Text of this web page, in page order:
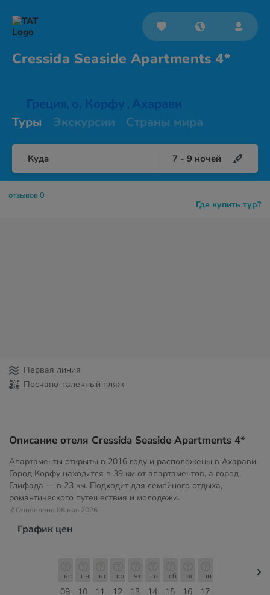
Cressida Seaside Apartments 4*
Греция, о. Корфу , Ахарави
Туры
Экскурсии Страны мира
Куда 7 - 9 ночей
Где купить тур?
отзывов 0
Первая линия
Песчано-галечный пляж
Описание отеля Cressida Seaside Apartments 4*
Апартаменты открыты в 2016 году и расположены в Ахарави.
Город Корфу находится в 39 км от апартаментов, а город
Глифада — в 23 км. Подходит для семейного отдыха,
романтического путешествия и молодежи.
// Обновлено 08 мая 2026
График цен
09
вс
10
пн
11
вт
12
ср
13
чт
14
пт
15
сб
16
вс
17
пн